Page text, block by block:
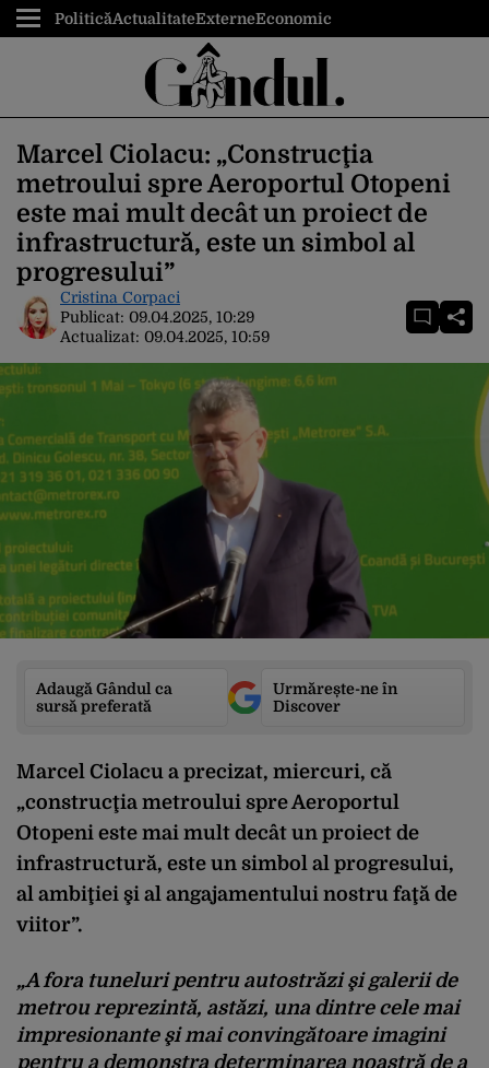
PoliticăActualitateExterneEconomic
Marcel Ciolacu: „Construcţia
metroului spre Aeroportul Otopeni
este mai mult decât un proiect de
infrastructură, este un simbol al
progresului”
Cristina Corpaci
Publicat: 09.04.2025, 10:29
Actualizat: 09.04.2025, 10:59
Adaugă Gândul ca
sursă preferată
Urmărește-ne în
Discover
Marcel Ciolacu a precizat, miercuri, că
„construcţia metroului spre Aeroportul
Otopeni este mai mult decât un proiect de
infrastructură, este un simbol al progresului,
al ambiţiei şi al angajamentului nostru faţă de
viitor”.
„A fora tuneluri pentru autostrăzi şi galerii de
metrou reprezintă, astăzi, una dintre cele mai
impresionante şi mai convingătoare imagini
pentru a demonstra determinarea noastră de a